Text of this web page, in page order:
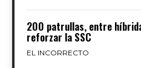
200 patrullas, entre
reforzar la SSC
EL INCORRECTO